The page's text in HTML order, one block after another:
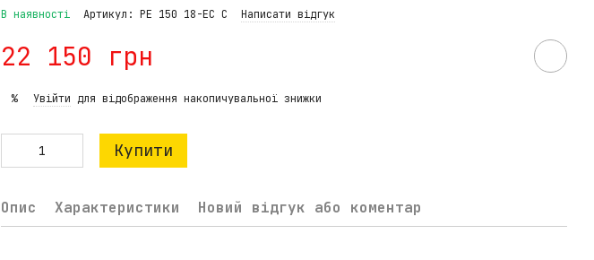
В наявності Артикул: PE 150 18-EC C Написати відгук
22 150 грн
% Увійти для відображення накопичувальної знижки
Купити
Опис Характеристики Новий відгук або коментар